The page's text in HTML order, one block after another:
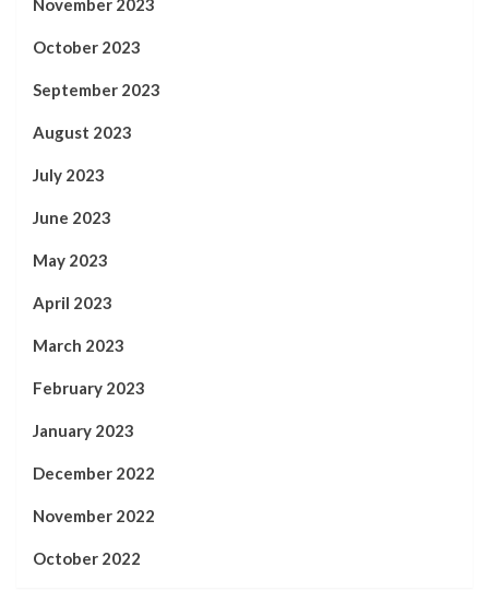
November 2023
October 2023
September 2023
August 2023
July 2023
June 2023
May 2023
April 2023
March 2023
February 2023
January 2023
December 2022
November 2022
October 2022